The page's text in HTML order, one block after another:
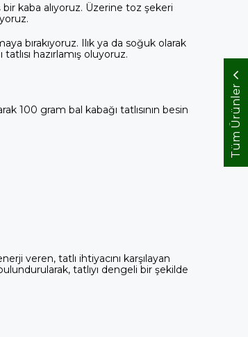
Tüm Ürünler
bir kaba alıyoruz. Üzerine toz şekeri
bırakıyoruz. Ilık ya da soğuk olarak
hazırlamış oluyoruz.
100 gram bal kabağı tatlısının besin
veren, tatlı ihtiyacını karşılayan
tatlıyı dengeli bir şekilde